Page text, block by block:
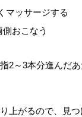
マッサージする
おこなう
2～3本分進んだ
上がるので、見つ